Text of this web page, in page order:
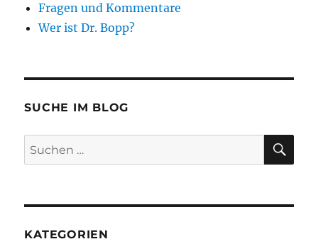
Fragen und Kommentare
Wer ist Dr. Bopp?
SUCHE IM BLOG
Suchen
nach:
KATEGORIEN